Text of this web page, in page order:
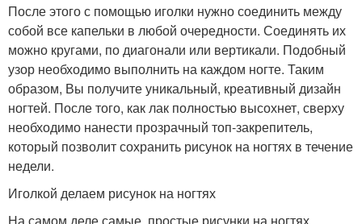
После этого с помощью иголки нужно соединить между
собой все капельки в любой очередности. Соединять их
можно кругами, по диагонали или вертикали. Подобный
узор необходимо выполнить на каждом ногте. Таким
образом, Вы получите уникальный, креативный дизайн
ногтей. После того, как лак полностью высохнет, сверху
необходимо нанести прозрачный топ-закрепитель,
который позволит сохранить рисунок на ногтях в течение
недели.
Иголкой делаем рисунок на ногтях
На самом деле самые простые рисунки на ногтях